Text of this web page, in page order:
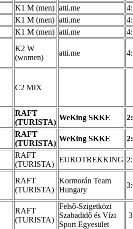
K1 M (men) atti.me
K1 M (men) atti.me
K1 M (men) atti.me
K2 W
(women)
atti.me
C2 MIX
RAFT
(TURISTA)
WeKing SKKE
RAFT
(TURISTA)
WeKing SKKE
RAFT
(TURISTA)
EUROTREKKING
RAFT
(TURISTA)
Kormorán Team
Hungary
RAFT
(TURISTA)
Felső-Szigetközi
Szabadidő és Vízi
Sport Egyesület